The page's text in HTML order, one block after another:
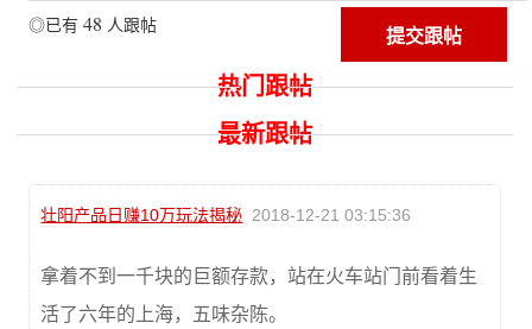
◎已有 48 人跟帖
热门跟帖
最新跟帖
壮阳产品日赚10万玩法揭秘 2018-12-21 03:15:36
拿着不到一千块的巨额存款，站在火车站门前看着生
活了六年的上海，五味杂陈。